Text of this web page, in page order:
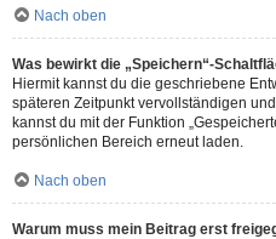
Nach oben
Was bewirkt die „Speichern“-
Hiermit kannst du die geschriebene
späteren Zeitpunkt vervollständigen
kannst du mit der Funktion
persönlichen Bereich erneut laden.
Nach oben
Warum muss mein Beitrag erst